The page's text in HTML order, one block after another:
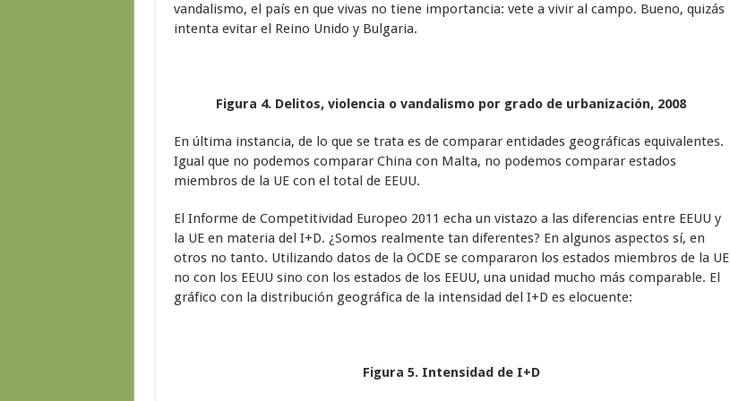
vandalismo, el país en que vivas no tiene importancia: vete a vivir al campo. Bueno, quizás
intenta evitar el Reino Unido y Bulgaria.
Figura 4. Delitos, violencia o vandalismo por grado de urbanización, 2008
En última instancia, de lo que se trata es de comparar entidades geográficas equivalentes.
Igual que no podemos comparar China con Malta, no podemos comparar estados
miembros de la UE con el total de EEUU.
El Informe de Competitividad Europeo 2011 echa un vistazo a las diferencias entre EEUU y
la UE en materia del I+D. ¿Somos realmente tan diferentes? En algunos aspectos sí, en
otros no tanto. Utilizando datos de la OCDE se compararon los estados miembros de la UE
no con los EEUU sino con los estados de los EEUU, una unidad mucho más comparable. El
gráfico con la distribución geográfica de la intensidad del I+D es elocuente:
Figura 5. Intensidad de I+D